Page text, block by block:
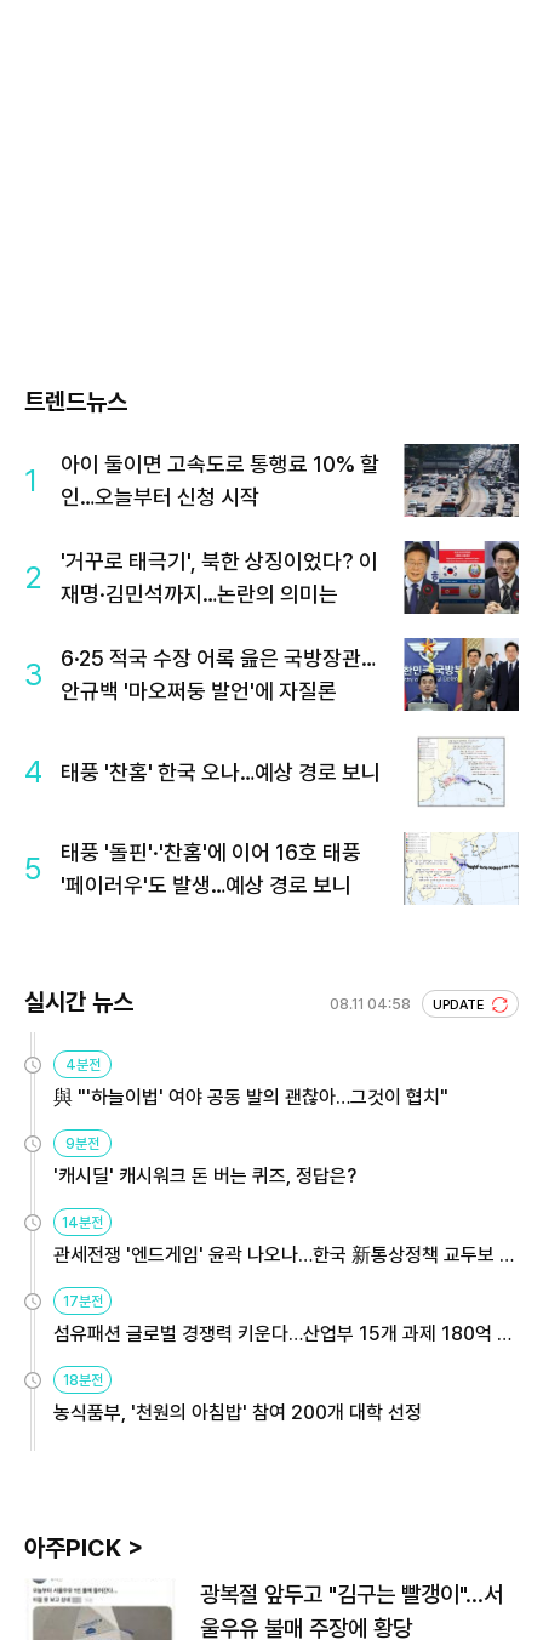
트렌드뉴스
1
아이 둘이면 고속도로 통행료 10% 할
인…오늘부터 신청 시작
2
'거꾸로 태극기', 북한 상징이었다? 이
재명·김민석까지…논란의 의미는
3
6·25 적국 수장 어록 읊은 국방장관…
안규백 '마오쩌둥 발언'에 자질론
4 태풍 '찬홈' 한국 오나…예상 경로 보니
5
태풍 '돌핀'·'찬홈'에 이어 16호 태풍
'페이러우'도 발생…예상 경로 보니
실시간 뉴스 08.11 04:58 UPDATE
4분전
與 "'하늘이법' 여야 공동 발의 괜찮아…그것이 협치"
9분전
'캐시딜' 캐시워크 돈 버는 퀴즈, 정답은?
14분전
관세전쟁 '엔드게임' 윤곽 나오나…한국 新통상정책 교두보 활
용해야
17분전
섬유패션 글로벌 경쟁력 키운다…산업부 15개 과제 180억 지
원
18분전
농식품부, '천원의 아침밥' 참여 200개 대학 선정
아주PICK >
광복절 앞두고 "김구는 빨갱이"…서
울우유 불매 주장에 황당